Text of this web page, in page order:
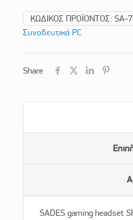
ΚΩΔΙΚΌΣ ΠΡΟΪΌΝΤΟΣ: SA-
Συνοδευτικά PC
Share
SADES gaming headset